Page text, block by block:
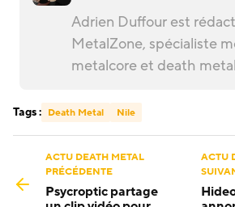
Adrien Duffour est
MetalZone, spécialiste
metalcore et death
Tags : Death Metal Nile
ACTU DEATH METAL
PRÉCÉDENTE
Psycroptic partage
ACTU